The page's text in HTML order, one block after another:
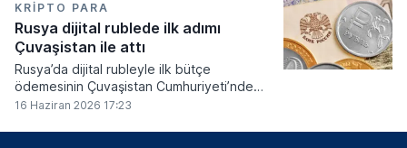
KRIPTO PARA
Rusya dijital rublede ilk adımı
Çuvaşistan ile attı
Rusya’da dijital rubleyle ilk bütçe
ödemesinin Çuvaşistan Cumhuriyeti’nde
gerçekleştirildiği bildirildi.
16 Haziran 2026 17:23